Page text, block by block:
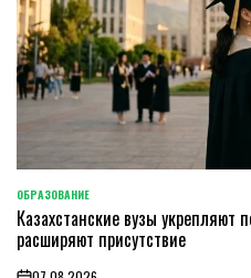
POSTED
IN
ОБРАЗОВАНИЕ
Казахстанские вузы укрепляют
расширяют присутствие